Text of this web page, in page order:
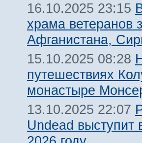
16.10.2025 23:15
храма ветеранов
Афганистана,
15.10.2025 08:28
путешествиях
монастыре
13.10.2025 22:07
Undead выступит